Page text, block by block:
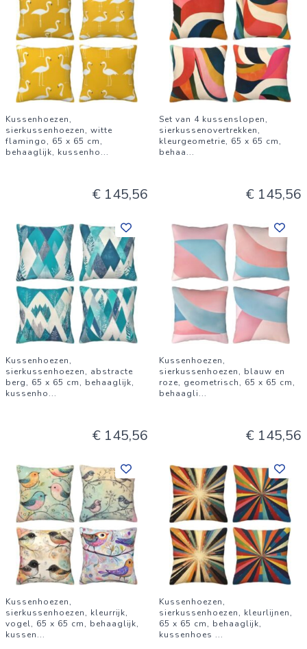
Kussenhoezen,
sierkussenhoezen, witte
flamingo, 65 x 65 cm,
behaaglijk, kussenho...
€ 145,56
Set van 4 kussenslopen,
sierkussenovertrekken,
kleurgeometrie, 65 x 65 cm,
behaa...
€ 145,56
Kussenhoezen,
sierkussenhoezen, abstracte
berg, 65 x 65 cm, behaaglijk,
kussenho...
€ 145,56
Kussenhoezen,
sierkussenhoezen, blauw en
roze, geometrisch, 65 x 65 cm,
behaagli...
€ 145,56
Kussenhoezen,
sierkussenhoezen, kleurrijk,
vogel, 65 x 65 cm, behaaglijk,
kussen...
Kussenhoezen,
sierkussenhoezen, kleurlijnen,
65 x 65 cm, behaaglijk,
kussenhoes ...